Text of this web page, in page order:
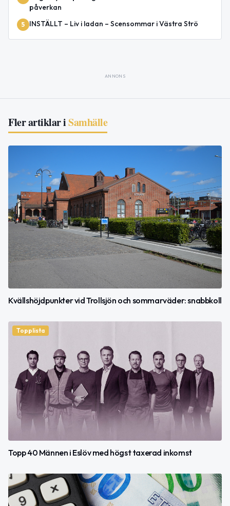
påverkan
5 INSTÄLLT – Liv i ladan – Scensommar i Västra Strö
ANNONS
Fler artiklar iSamhälle
Kvällshöjdpunkter vid Trollsjön och sommarväder: snabbkoll
Topplista
Topp 40 Männen i Eslöv med högst taxerad inkomst